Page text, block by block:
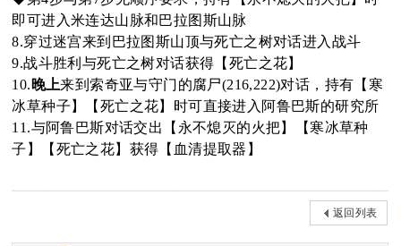
即可进入米连达山脉和巴拉图斯山脉
8.穿过迷宫来到巴拉图斯山顶与死亡之树对话进入战斗
9.战斗胜利与死亡之树对话获得【死亡之花】
10. 晚上来到索奇亚与守门的腐尸(216,222)对话，持有【寒
冰草种子】【死亡之花】时可直接进入阿鲁巴斯的研究所
11.与阿鲁巴斯对话交出【永不熄灭的火把】【寒冰草种
子】【死亡之花】获得【血清提取器】
返回列表